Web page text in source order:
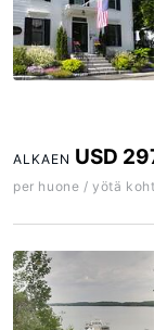
ALKAEN USD
per huone / yötä